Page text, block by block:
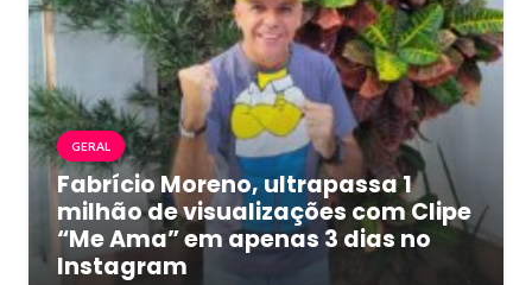
GERAL
Fabrício Moreno, ultrapassa 1
milhão de visualizações com Clipe
“Me Ama” em apenas 3 dias no
Instagram